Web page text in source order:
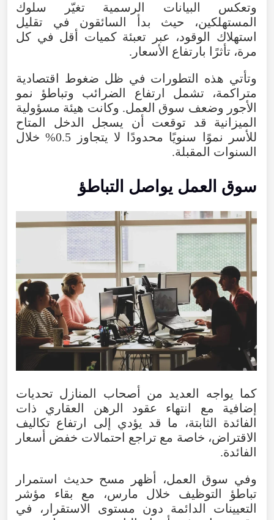
وتعكس البيانات الرسمية تغيّر سلوك
المستهلكين، حيث بدأ السائقون في تقليل
استهلاك الوقود، عبر تعبئة كميات أقل في كل
مرة، تأثرًا بارتفاع الأسعار.
وتأتي هذه التطورات في ظل ضغوط اقتصادية
متراكمة، تشمل ارتفاع الضرائب وتباطؤ نمو
الأجور وضعف سوق العمل. وكانت هيئة مسؤولية
الميزانية قد توقعت أن يسجل الدخل المتاح
للأسر نموًا سنويًا محدودًا لا يتجاوز 0.5% خلال
السنوات المقبلة.
سوق العمل يواصل التباطؤ
كما يواجه العديد من أصحاب المنازل تحديات
إضافية مع انتهاء عقود الرهن العقاري ذات
الفائدة الثابتة، ما قد يؤدي إلى ارتفاع تكاليف
الاقتراض، خاصة مع تراجع احتمالات خفض أسعار
الفائدة.
وفي سوق العمل، أظهر مسح حديث استمرار
تباطؤ التوظيف خلال مارس، مع بقاء مؤشر
التعيينات الدائمة دون مستوى الاستقرار، في